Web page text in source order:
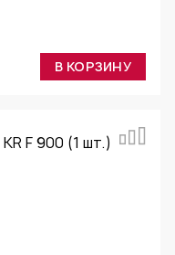
В КОРЗИНУ